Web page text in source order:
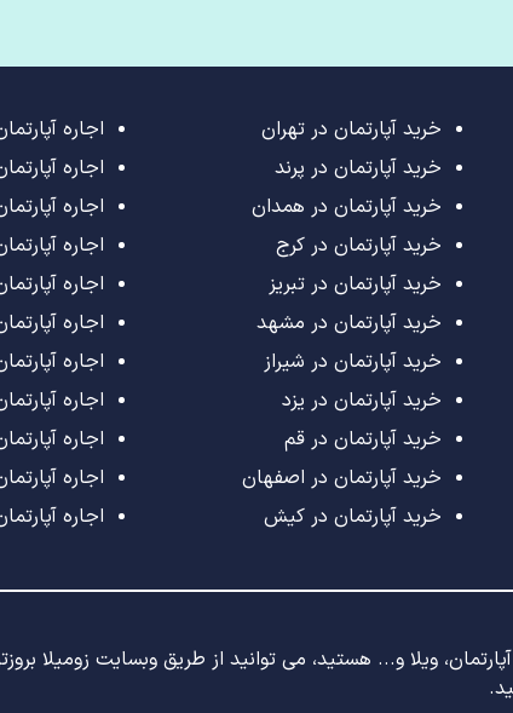
خرید آپارتمان در تهران
خرید آپارتمان در پرند
خرید آپارتمان در همدان
خرید آپارتمان در کرج
خرید آپارتمان در تبریز
خرید آپارتمان در مشهد
خرید آپارتمان در شیراز
خرید آپارتمان در یزد
خرید آپارتمان در قم
خرید آپارتمان در اصفهان
خرید آپارتمان در کیش
اجاره
اجاره
اجاره
اجاره
اجاره
اجاره
اجاره
اجاره
اجاره
اجاره
اجاره
ویلا و... هستید، می توانید از طریق وبسایت زومیلا